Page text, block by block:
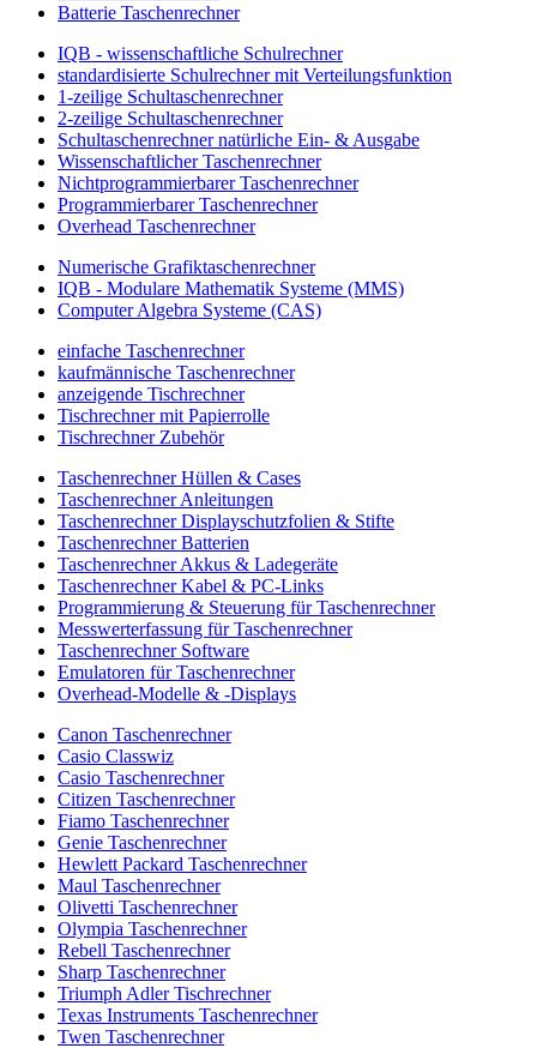
Batterie Taschenrechner
IQB - wissenschaftliche Schulrechner
standardisierte Schulrechner mit Verteilungsfunktion
1-zeilige Schultaschenrechner
2-zeilige Schultaschenrechner
Schultaschenrechner natürliche Ein- & Ausgabe
Wissenschaftlicher Taschenrechner
Nichtprogrammierbarer Taschenrechner
Programmierbarer Taschenrechner
Overhead Taschenrechner
Numerische Grafiktaschenrechner
IQB - Modulare Mathematik Systeme (MMS)
Computer Algebra Systeme (CAS)
einfache Taschenrechner
kaufmännische Taschenrechner
anzeigende Tischrechner
Tischrechner mit Papierrolle
Tischrechner Zubehör
Taschenrechner Hüllen & Cases
Taschenrechner Anleitungen
Taschenrechner Displayschutzfolien & Stifte
Taschenrechner Batterien
Taschenrechner Akkus & Ladegeräte
Taschenrechner Kabel & PC-Links
Programmierung & Steuerung für Taschenrechner
Messwerterfassung für Taschenrechner
Taschenrechner Software
Emulatoren für Taschenrechner
Overhead-Modelle & -Displays
Canon Taschenrechner
Casio Classwiz
Casio Taschenrechner
Citizen Taschenrechner
Fiamo Taschenrechner
Genie Taschenrechner
Hewlett Packard Taschenrechner
Maul Taschenrechner
Olivetti Taschenrechner
Olympia Taschenrechner
Rebell Taschenrechner
Sharp Taschenrechner
Triumph Adler Tischrechner
Texas Instruments Taschenrechner
Twen Taschenrechner